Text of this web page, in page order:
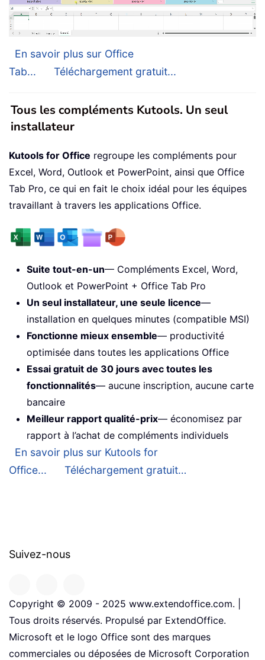
En savoir plus sur Office
Tab...
Téléchargement gratuit...
Tous les compléments Kutools. Un seul
installateur
Kutools for Office regroupe les compléments pour
Excel, Word, Outlook et PowerPoint, ainsi que Office
Tab Pro, ce qui en fait le choix idéal pour les équipes
travaillant à travers les applications Office.
Suite tout-en-un— Compléments Excel, Word,
Outlook et PowerPoint + Office Tab Pro
Un seul installateur, une seule licence—
installation en quelques minutes (compatible MSI)
Fonctionne mieux ensemble— productivité
optimisée dans toutes les applications Office
Essai gratuit de 30 jours avec toutes les
fonctionnalités— aucune inscription, aucune carte
bancaire
Meilleur rapport qualité-prix— économisez par
rapport à l’achat de compléments individuels
En savoir plus sur Kutools for
Office...
Téléchargement gratuit…
Suivez-nous
Copyright © 2009 - 2025 www.extendoffice.com. |
Tous droits réservés. Propulsé par ExtendOffice.
Microsoft et le logo Office sont des marques
commerciales ou déposées de Microsoft Corporation